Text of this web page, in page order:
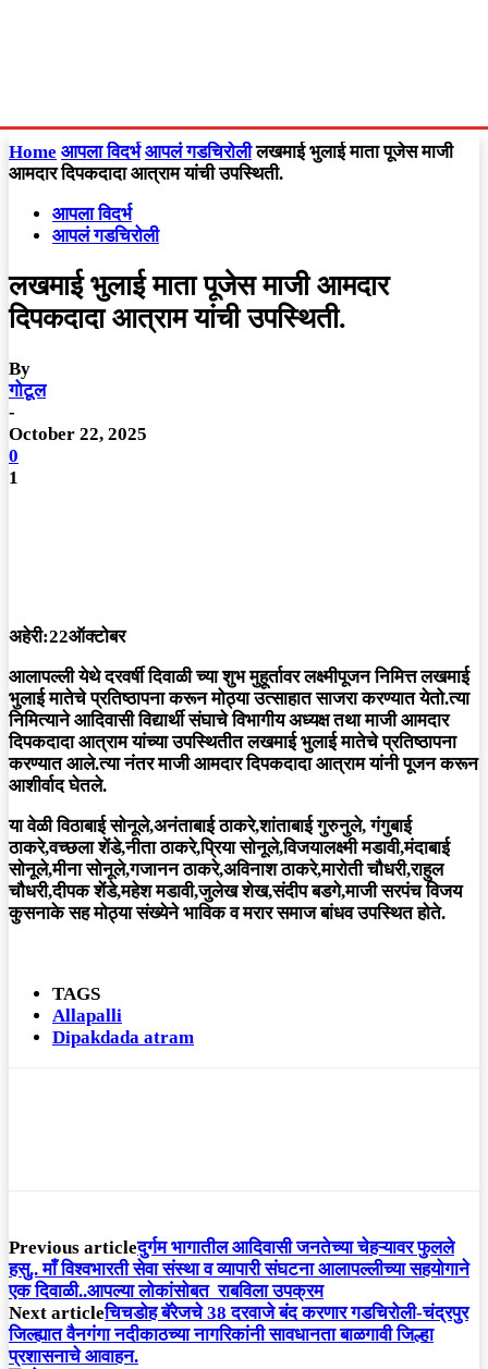
Home आपला विदर्भ आपलं गडचिरोली लखमाई भुलाई माता पूजेस माजी
आमदार दिपकदादा आत्राम यांची उपस्थिती.
आपला विदर्भ
आपलं गडचिरोली
लखमाई भुलाई माता पूजेस माजी आमदार
दिपकदादा आत्राम यांची उपस्थिती.
By
गोटूल
-
October 22, 2025
0
1
अहेरी:22ऑक्टोबर
आलापल्ली येथे दरवर्षी दिवाळी च्या शुभ मुहूर्तावर लक्ष्मीपूजन निमित्त लखमाई
भुलाई मातेचे प्रतिष्ठापना करून मोठ्या उत्साहात साजरा करण्यात येतो.त्या
निमित्याने आदिवासी विद्यार्थी संघाचे विभागीय अध्यक्ष तथा माजी आमदार
दिपकदादा आत्राम यांच्या उपस्थितीत लखमाई भुलाई मातेचे प्रतिष्ठापना
करण्यात आले.त्या नंतर माजी आमदार दिपकदादा आत्राम यांनी पूजन करून
आशीर्वाद घेतले.
या वेळी विठाबाई सोनूले,अनंताबाई ठाकरे,शांताबाई गुरुनुले, गंगुबाई
ठाकरे,वच्छला शेंडे,नीता ठाकरे,प्रिया सोनूले,विजयालक्ष्मी मडावी,मंदाबाई
सोनूले,मीना सोनूले,गजानन ठाकरे,अविनाश ठाकरे,मारोती चौधरी,राहुल
चौधरी,दीपक शेंडे,महेश मडावी,जुलेख शेख,संदीप बडगे,माजी सरपंच विजय
कुसनाके सह मोठ्या संख्येने भाविक व मरार समाज बांधव उपस्थित होते.
TAGS
Allapalli
Dipakdada atram
Previous articleदुर्गम भागातील आदिवासी जनतेच्या चेहऱ्यावर फुलले
हसु.. माँ विश्वभारती सेवा संस्था व व्यापारी संघटना आलापल्लीच्या सहयोगाने
एक दिवाळी..आपल्या लोकांसोबत राबविला उपक्रम
Next articleचिचडोह बॅरेजचे 38 दरवाजे बंद करणार गडचिरोली-चंद्रपुर
जिल्ह्यात वैनगंगा नदीकाठच्या नागरिकांनी सावधानता बाळगावी जिल्हा
प्रशासनाचे आवाहन.